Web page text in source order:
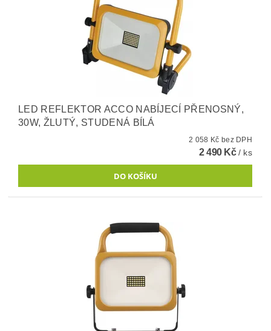
LED REFLEKTOR ACCO NABÍJECÍ PŘENOSNÝ,
30W, ŽLUTÝ, STUDENÁ BÍLÁ
2 058 Kč bez DPH
2 490 Kč/ ks